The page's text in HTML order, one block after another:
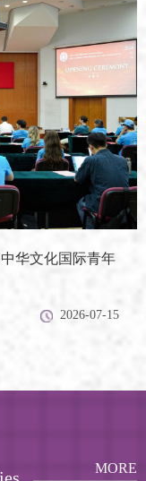
华文化国际青年
2026-07-15
MORE